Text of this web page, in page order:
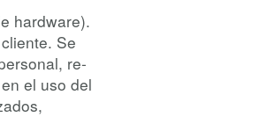
hardware).
Se
re-
el uso del